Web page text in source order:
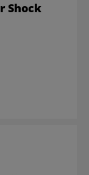
Shock